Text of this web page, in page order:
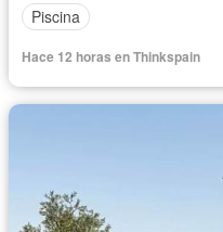
Piscina
Hace 12 horas en Thinkspain